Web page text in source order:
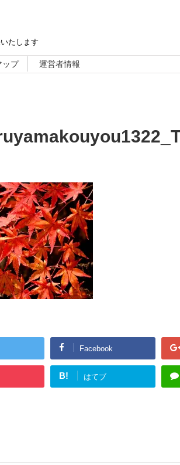
たします
ップ 運営者情報
Facebook
B! はてブ